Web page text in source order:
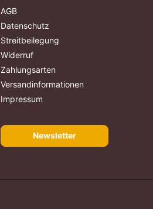
AGB
Datenschutz
Streitbeilegung
Widerruf
Zahlungsarten
Versandinformationen
Impressum
Newsletter